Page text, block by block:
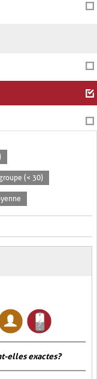
(< 30)
elles exactes ?